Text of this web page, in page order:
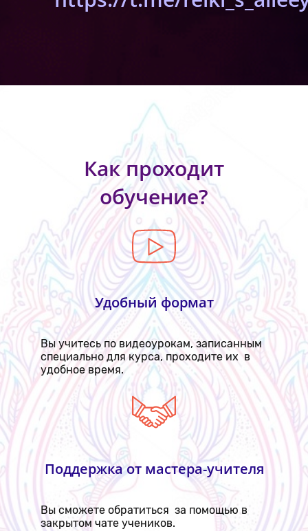
Как проходит
обучение?
Удобный формат
Вы учитесь по видеоурокам, записанным
специально для курса, проходите их в
удобное время.
Поддержка от мастера-учителя
Вы сможете обратиться за помощью в
закрытом чате учеников.